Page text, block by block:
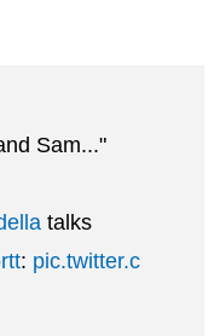
Sam..."
talks
: pic.twitter.c